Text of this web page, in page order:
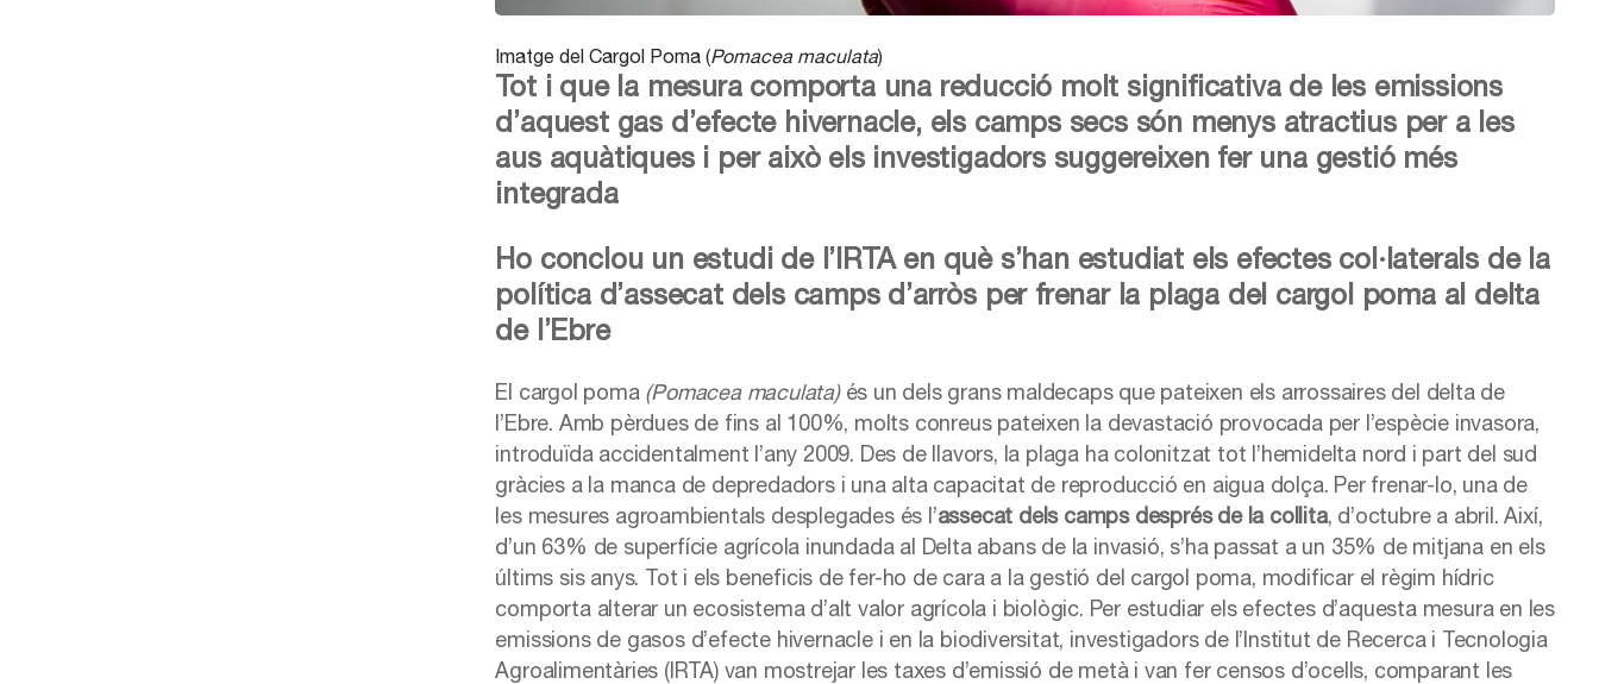
Imatge del Cargol Poma (Pomacea maculata)
Tot i que la mesura comporta una reducció molt significativa de les emissions
d’aquest gas d’efecte hivernacle, els camps secs són menys atractius per a les
aus aquàtiques i per això els investigadors suggereixen fer una gestió més
integrada
Ho conclou un estudi de l’IRTA en què s’han estudiat els efectes col·laterals de la
política d’assecat dels camps d’arròs per frenar la plaga del cargol poma al delta
de l’Ebre
El cargol poma (Pomacea maculata)és un dels grans maldecaps que pateixen els arrossaires del delta de
l’Ebre. Amb pèrdues de fins al 100%, molts conreus pateixen la devastació provocada per l’espècie invasora,
introduïda accidentalment l’any 2009. Des de llavors, la plaga ha colonitzat tot l’hemidelta nord i part del sud
gràcies a la manca de depredadors i una alta capacitat de reproducció en aigua dolça. Per frenar-lo, una de
les mesures agroambientals desplegades és l’assecat dels camps després de la collita, d’octubre a abril. Així,
d’un 63% de superfície agrícola inundada al Delta abans de la invasió, s’ha passat a un 35% de mitjana en els
últims sis anys. Tot i els beneficis de fer-ho de cara a la gestió del cargol poma, modificar el règim hídric
comporta alterar un ecosistema d’alt valor agrícola i biològic. Per estudiar els efectes d’aquesta mesura en les
emissions de gasos d’efecte hivernacle i en la biodiversitat, investigadors de l’Institut de Recerca i Tecnologia
Agroalimentàries (IRTA) van mostrejar les taxes d’emissió de metà i van fer censos d’ocells, comparant les